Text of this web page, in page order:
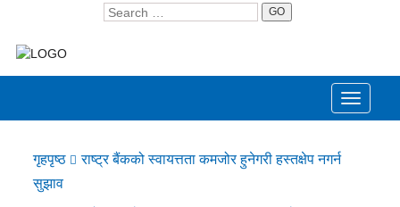
GO
Toggle
गृहपृष्ठ
राष्ट्र बैंकको स्वायत्तता कमजोर हुनेगरी हस्तक्षेप नगर्न
सुझाव